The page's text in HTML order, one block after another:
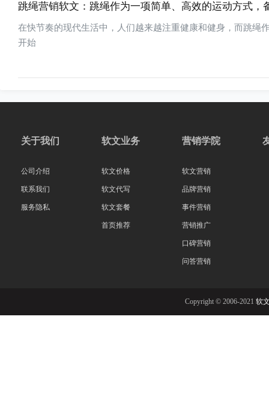
跳绳营销软文：跳绳作为一项简单、高效的运动方式，
在快节奏的现代生活中，人们越来越注重健康和健身，而跳绳
开始
关于我们
公司介绍
联系我们
服务隐私
软文业务
软文价格
软文代写
软文套餐
首页推荐
营销学院
软文营销
品牌营销
事件营销
营销推广
口碑营销
问答营销
Copyright © 2006-2021 软